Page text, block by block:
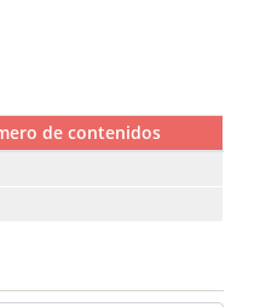
de contenidos